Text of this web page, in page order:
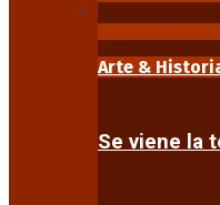
Arte &
Se viene la